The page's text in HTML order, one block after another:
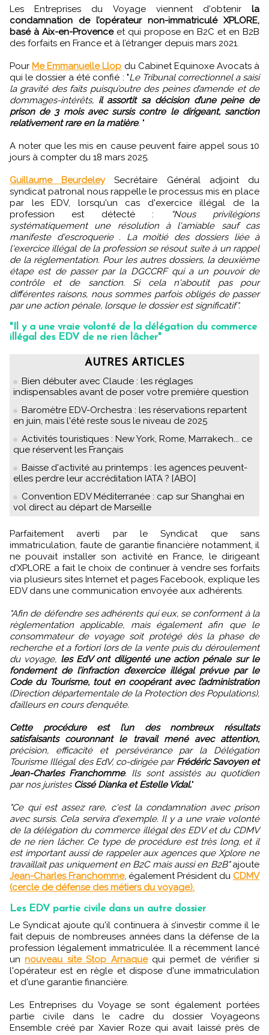
Les Entreprises du Voyage viennent d'obtenir la
condamnation de l’opérateur non-immatriculé XPLORE,
basé à Aix-en-Provence et qui propose en B2C et en B2B
des forfaits en France et à l’étranger depuis mars 2021.
Pour Me Emmanuelle Llop du Cabinet Equinoxe Avocats à
qui le dossier a été confié : "Le Tribunal correctionnel a saisi
la gravité des faits puisqu’outre des peines d’amende et de
dommages-intérêts, il assortit sa décision d’une peine de
prison de 3 mois avec sursis contre le dirigeant, sanction
relativement rare en la matière. "
A noter que les mis en cause peuvent faire appel sous 10
jours à compter du 18 mars 2025.
Guillaume BeurdeleySecrétaire Général adjoint du
syndicat patronal nous rappelle le processus mis en place
par les EDV, lorsqu'un cas d'exercice illégal de la
profession est détecté :
"Nous privilégions
systématiquement une résolution à l'amiable sauf cas
manifeste d'escroquerie . La moitié des dossiers liée à
l'exercice illégal de la profession se résout suite à un rappel
de la réglementation. Pour les autres dossiers, la deuxième
étape est de passer par la DGCCRF qui a un pouvoir de
contrôle et de sanction. Si cela n'aboutit pas pour
différentes raisons, nous sommes parfois obligés de passer
par une action pénale, lorsque le dossier est significatif".
"Il y a une vraie volonté de la délégation du commerce
illégal des EDV de ne rien lâcher"
AUTRES ARTICLES
Bien débuter avec Claude : les réglages
indispensables avant de poser votre première question
Baromètre EDV-Orchestra : les réservations repartent
en juin, mais l'été reste sous le niveau de 2025
Activités touristiques : New York, Rome, Marrakech... ce
que réservent les Français
Baisse d'activité au printemps : les agences peuvent-
elles perdre leur accréditation IATA ? [ABO]
Convention EDV Méditerranée : cap sur Shanghai en
vol direct au départ de Marseille
Parfaitement averti par le Syndicat que sans
immatriculation, faute de garantie financière notamment, il
ne pouvait installer son activité en France, le dirigeant
d’XPLORE a fait le choix de continuer à vendre ses forfaits
via plusieurs sites Internet et pages Facebook, explique les
EDV dans une communication envoyée aux adhérents.
"Afin de défendre ses adhérents qui eux, se conforment à la
règlementation applicable, mais également afin que le
consommateur de voyage soit protégé dès la phase de
recherche et a fortiori lors de la vente puis du déroulement
du voyage, les EdV ont diligenté une action pénale sur le
fondement de l’infraction d’exercice illégal prévue par le
Code du Tourisme, tout en coopérant avec l’administration
(Direction départementale de la Protection des Populations),
d’ailleurs en cours d’enquête.
Cette procédure est l’un des nombreux résultats
satisfaisants couronnant le travail mené avec attention,
précision, efficacité et persévérance par la Délégation
Tourisme Illégal des EdV, co-dirigée par Frédéric Savoyen et
Jean-Charles Franchomme. Ils sont assistés au quotidien
par nos juristes Cissé Dianka et Estelle Vidal."
"Ce qui est assez rare, c'est la condamnation avec prison
avec sursis. Cela servira d'exemple. Il y a une vraie volonté
de la délégation du commerce illégal des EDV et du CDMV
de ne rien lâcher. Ce type de procédure est très long, et il
est important aussi de rappeler aux agences que Xplore ne
travaillait pas uniquement en B2C mais aussi en B2B"ajoute
Jean-Charles Franchomme, également Président du CDMV
(cercle de défense des métiers du voyage).
Les EDV partie civile dans un autre dossier
Le Syndicat ajoute qu'il continuera à s’investir comme il le
fait depuis de nombreuses années dans la défense de la
profession légalement immatriculée. Il a récemment lancé
unnouveau site Stop Arnaquequi permet de vérifier si
l'opérateur est en règle et dispose d'une immatriculation
et d'une garantie financière.
Les Entreprises du Voyage se sont également portées
partie civile dans le cadre du dossier Voyageons
Ensemble créé par Xavier Roze qui avait laissé près de